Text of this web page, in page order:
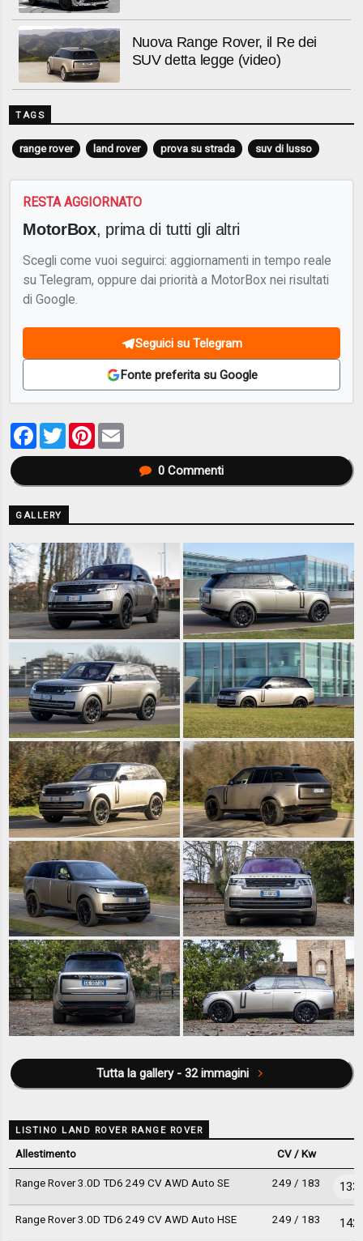
Nuova Range Rover, il Re dei
SUV detta legge (video)
TAGS
range rover land rover prova su strada suv di lusso
RESTA AGGIORNATO
MotorBox, prima di tutti gli altri
Scegli come vuoi seguirci: aggiornamenti in tempo reale
su Telegram, oppure dai priorità a MotorBox nei risultati
di Google.
Seguici su Telegram
Fonte preferita su Google
Facebook
TwitterPinterest
0Commenti
GALLERY
Tutta la gallery - 32 immagini
LISTINO LAND ROVER RANGE ROVER
Allestimento CV / Kw
Range Rover 3.0D TD6 249 CV AWD Auto SE 249 / 183
Range Rover 3.0D TD6 249 CV AWD Auto HSE 249 / 183